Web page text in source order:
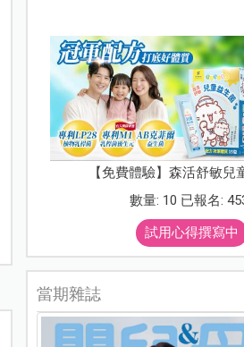
【免費體驗】森活舒敏兒
數量: 10 已報名:
試用心得撰寫中
當期雜誌